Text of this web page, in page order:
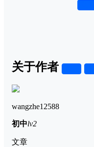
关于作者
wangzhe12588
初中lv2
文章